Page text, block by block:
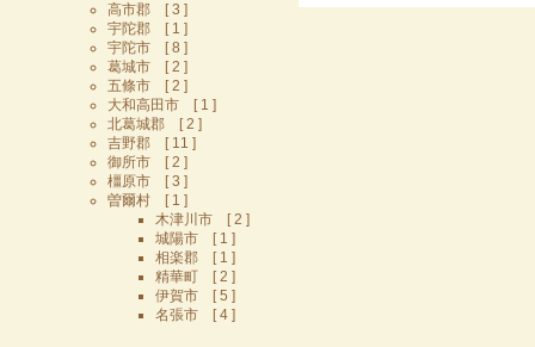
高市郡 [ 3 ]
宇陀郡 [ 1 ]
宇陀市 [ 8 ]
葛城市 [ 2 ]
五條市 [ 2 ]
大和高田市 [ 1 ]
北葛城郡 [ 2 ]
吉野郡 [ 11 ]
御所市 [ 2 ]
橿原市 [ 3 ]
曽爾村 [ 1 ]
木津川市 [ 2 ]
城陽市 [ 1 ]
相楽郡 [ 1 ]
精華町 [ 2 ]
伊賀市 [ 5 ]
名張市 [ 4 ]